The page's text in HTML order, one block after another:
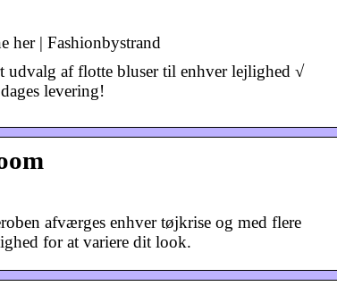
her | Fashionbystrand
udvalg af flotte bluser til enhver lejlighed √
levering!
afværges enhver tøjkrise og med flere
for at variere dit look.